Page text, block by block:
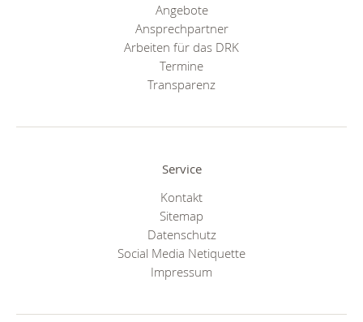
Angebote
Ansprechpartner
Arbeiten für das DRK
Termine
Transparenz
Service
Kontakt
Sitemap
Datenschutz
Social Media Netiquette
Impressum